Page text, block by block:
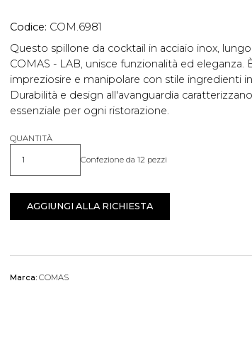
Codice: COM.6981
Questo spillone da cocktail in acciaio inox, lungo
COMAS - LAB, unisce funzionalità ed eleganza.
impreziosire e manipolare con stile ingredienti
Durabilità e design all'avanguardia
essenziale per ogni ristorazione.
QUANTITÀ
Quantità Confezione da 12 pezzi
AGGIUNGI ALLA RICHIESTA
Marca: COMAS